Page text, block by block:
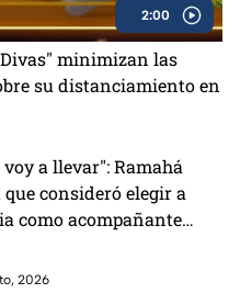
2:00
minimizan las
su distanciamiento en
voy a llevar": Ramahá
que consideró elegir a
como acompañante
(VIDEO)
2026